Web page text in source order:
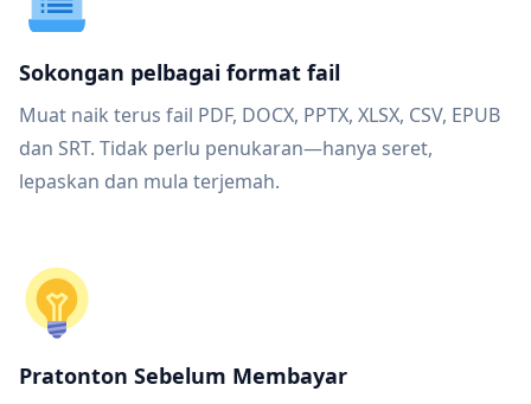
Sokongan pelbagai format fail
Muat naik terus fail PDF, DOCX, PPTX, XLSX, CSV, EPUB
dan SRT. Tidak perlu penukaran—hanya seret,
lepaskan dan mula terjemah.
Pratonton Sebelum Membayar